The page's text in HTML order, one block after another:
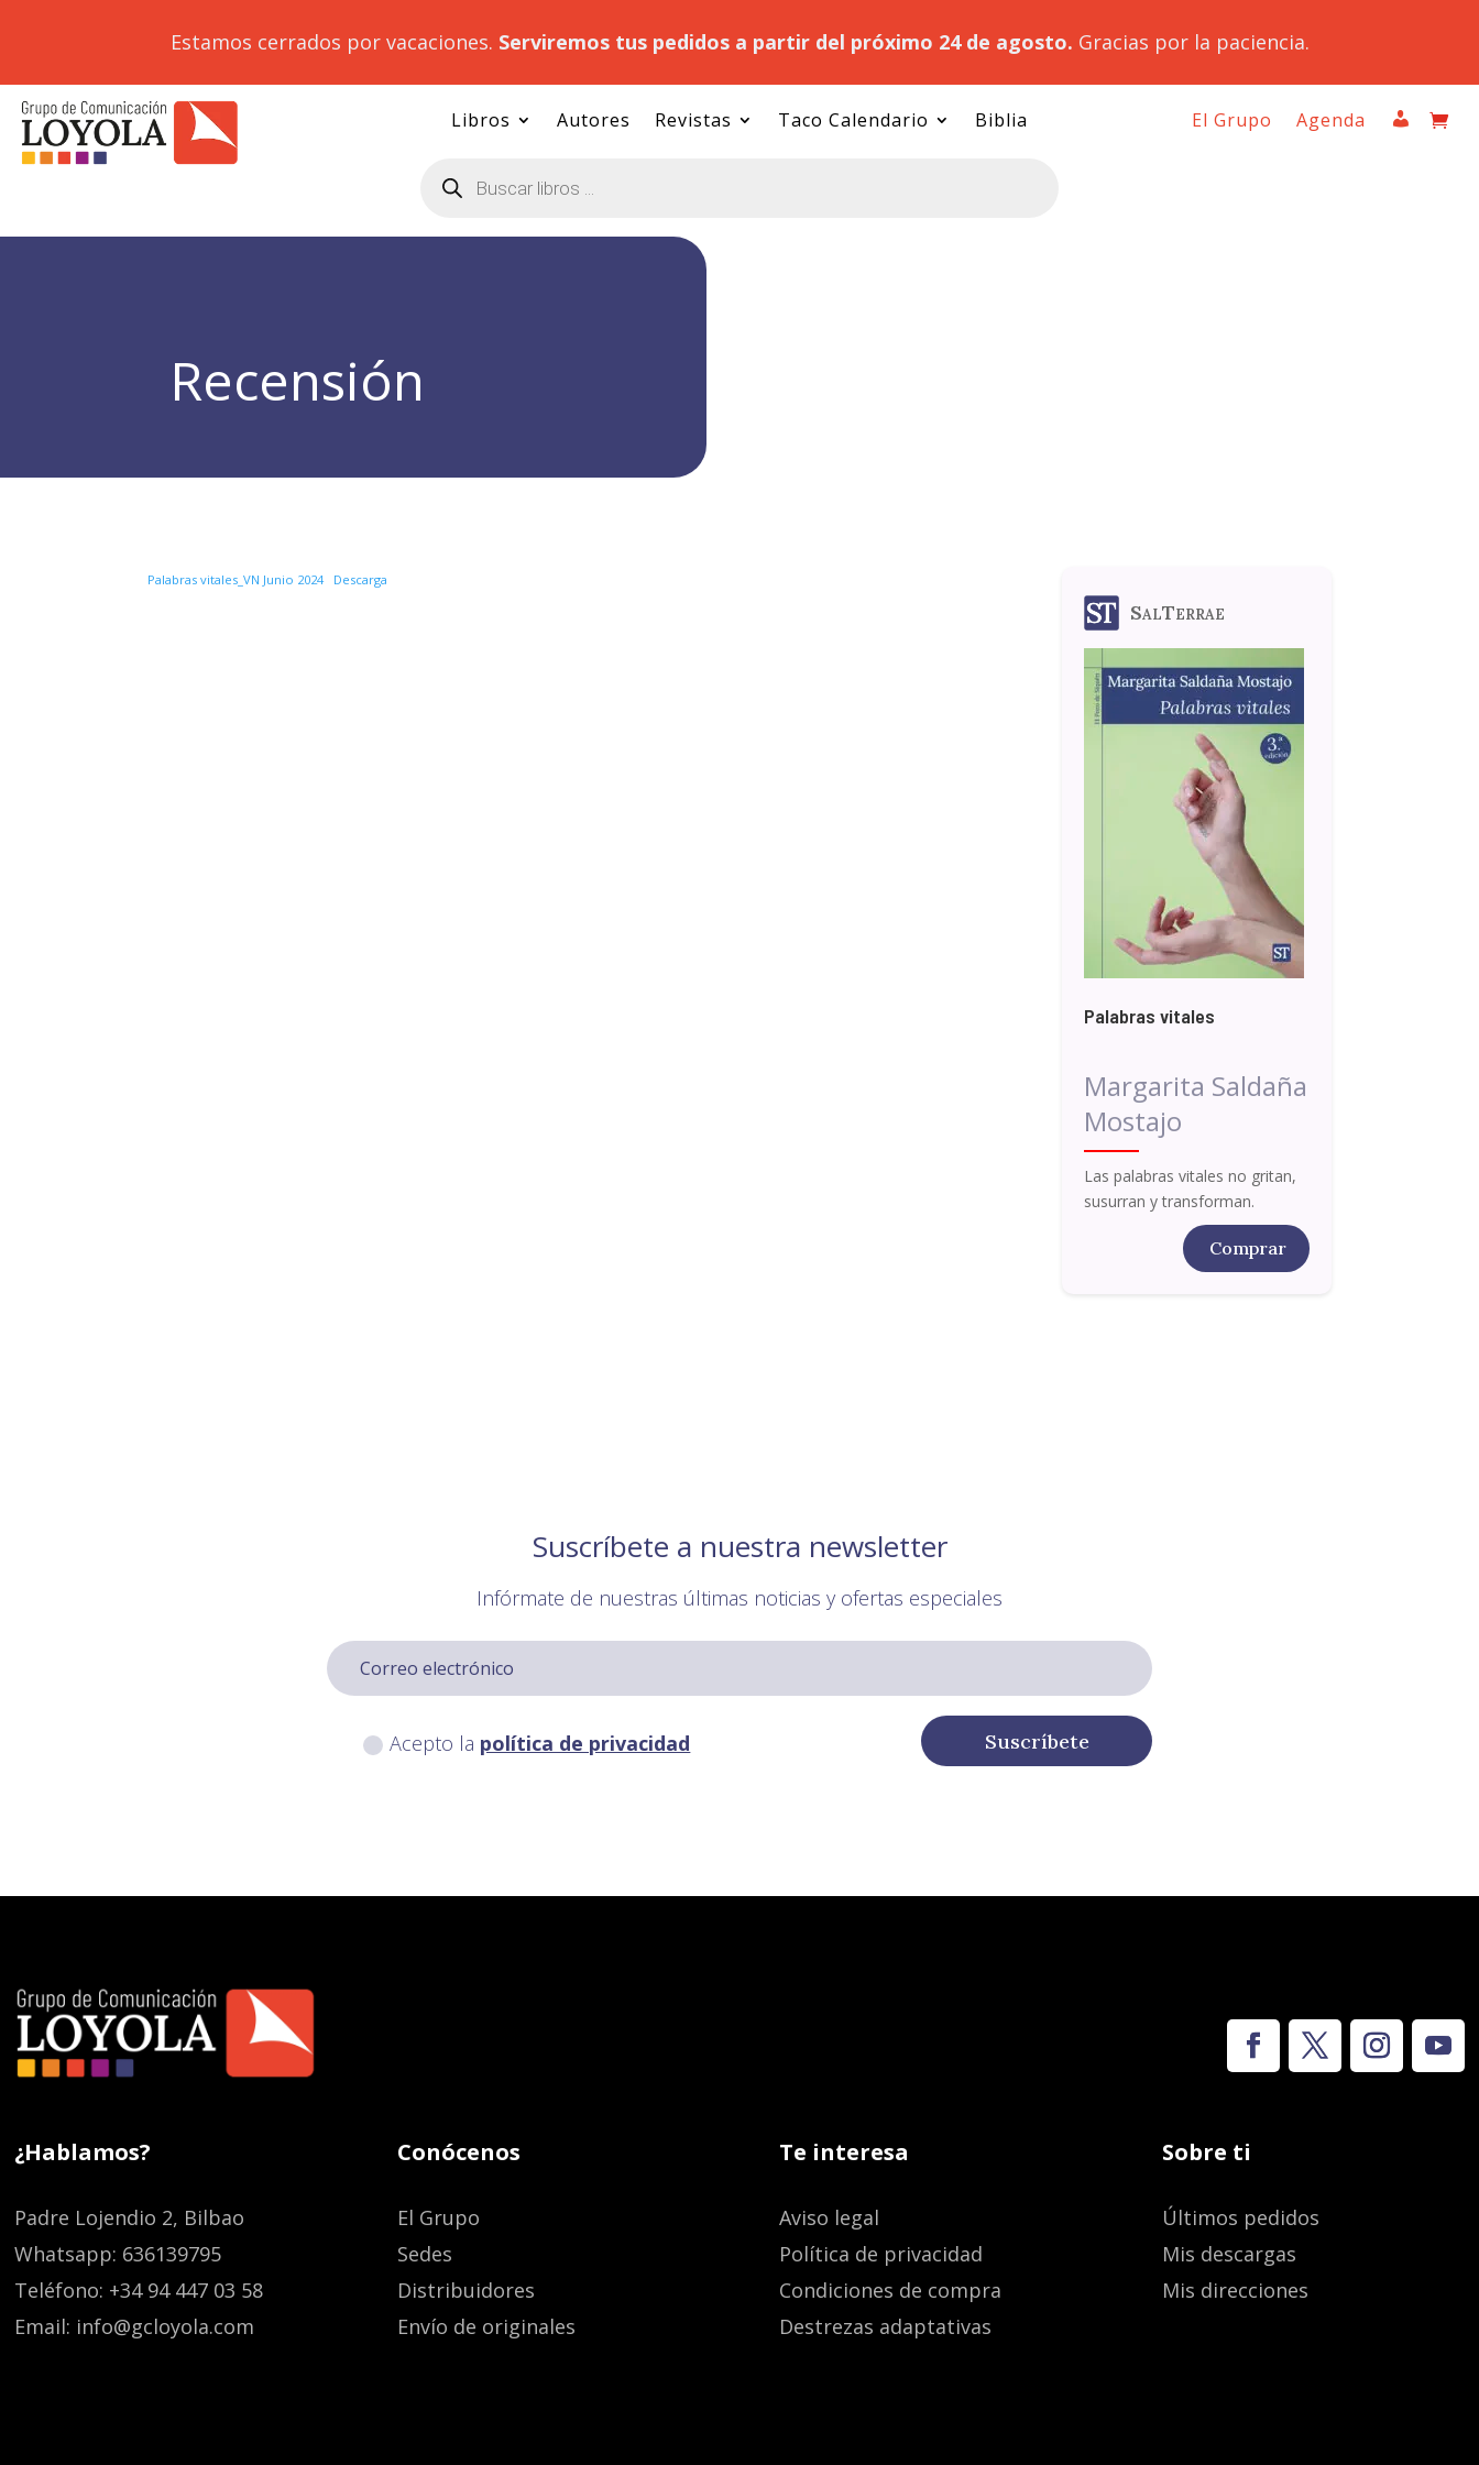
Estamos cerrados por vacaciones. Serviremos tus pedidos a partir del próximo 24 de agosto. Gracias por la paciencia.
Libros Autores Revistas Taco Calendario Biblia
productos
El Grupo Agenda
Recensión
Palabras vitales_VN Junio 2024 Descarga
SalTerrae
Palabras vitales
Margarita Saldaña
Mostajo
Las palabras vitales no gritan,
susurran y transforman.
Comprar
Suscríbete a nuestra newsletter
Infórmate de nuestras últimas noticias y ofertas especiales
Acepto la política de privacidad Suscríbete
¿Hablamos?
Padre Lojendio 2, Bilbao
Whatsapp: 636139795
Teléfono: +34 94 447 03 58
Email: info@gcloyola.com
Conócenos
El Grupo
Sedes
Distribuidores
Envío de originales
Te interesa
Aviso legal
Política de privacidad
Condiciones de compra
Destrezas adaptativas
Sobre ti
Últimos pedidos
Mis descargas
Mis direcciones